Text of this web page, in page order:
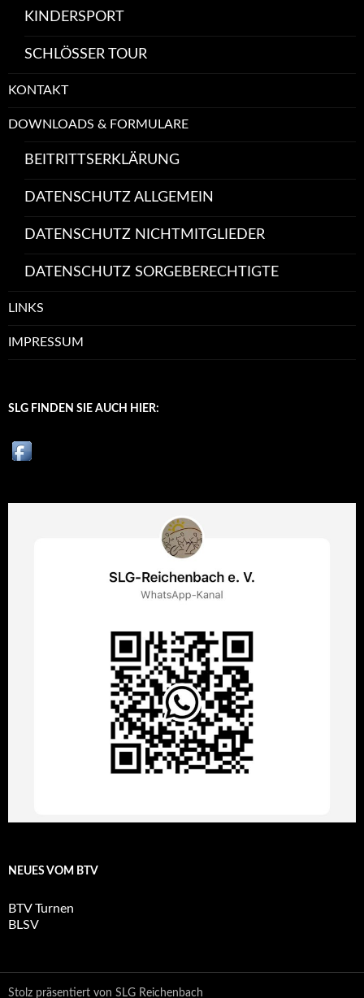
KINDERSPORT
SCHLÖSSER TOUR
KONTAKT
DOWNLOADS & FORMULARE
BEITRITTSERKLÄRUNG
DATENSCHUTZ ALLGEMEIN
DATENSCHUTZ NICHTMITGLIEDER
DATENSCHUTZ SORGEBERECHTIGTE
LINKS
IMPRESSUM
SLG FINDEN SIE AUCH HIER:
NEUES VOM BTV
BTV Turnen
BLSV
Stolz präsentiert von SLG Reichenbach